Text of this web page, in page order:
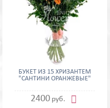
БУКЕТ ИЗ 15 ХРИЗАНТЕМ
"САНТИНИ ОРАНЖЕВЫЕ"
2400 руб. 